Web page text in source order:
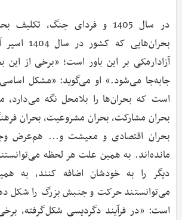
در سال 1405 و فردای جنگ،
بحران‌هایی
آزادارمکی بر این باور است؛‌ «برخی از این
جابه‌جا می‌شود.» او می‌گوید: «مشکل
است که بحران‌ها را بلامحل نگه می‌دارد،
بحران مشارکت، بحران مشروعیت، بحران
بحران اقتصادی و معیشت و... هم‌عرض
مانده‌اند. به همین علت هر لحظه
دیگر را به خودشان اضافه کنند، به
می‌توانستند حرکت و جنبش بزرگ را شکل
است: «در فرآیند دگردیسی شکل‌گرفته،